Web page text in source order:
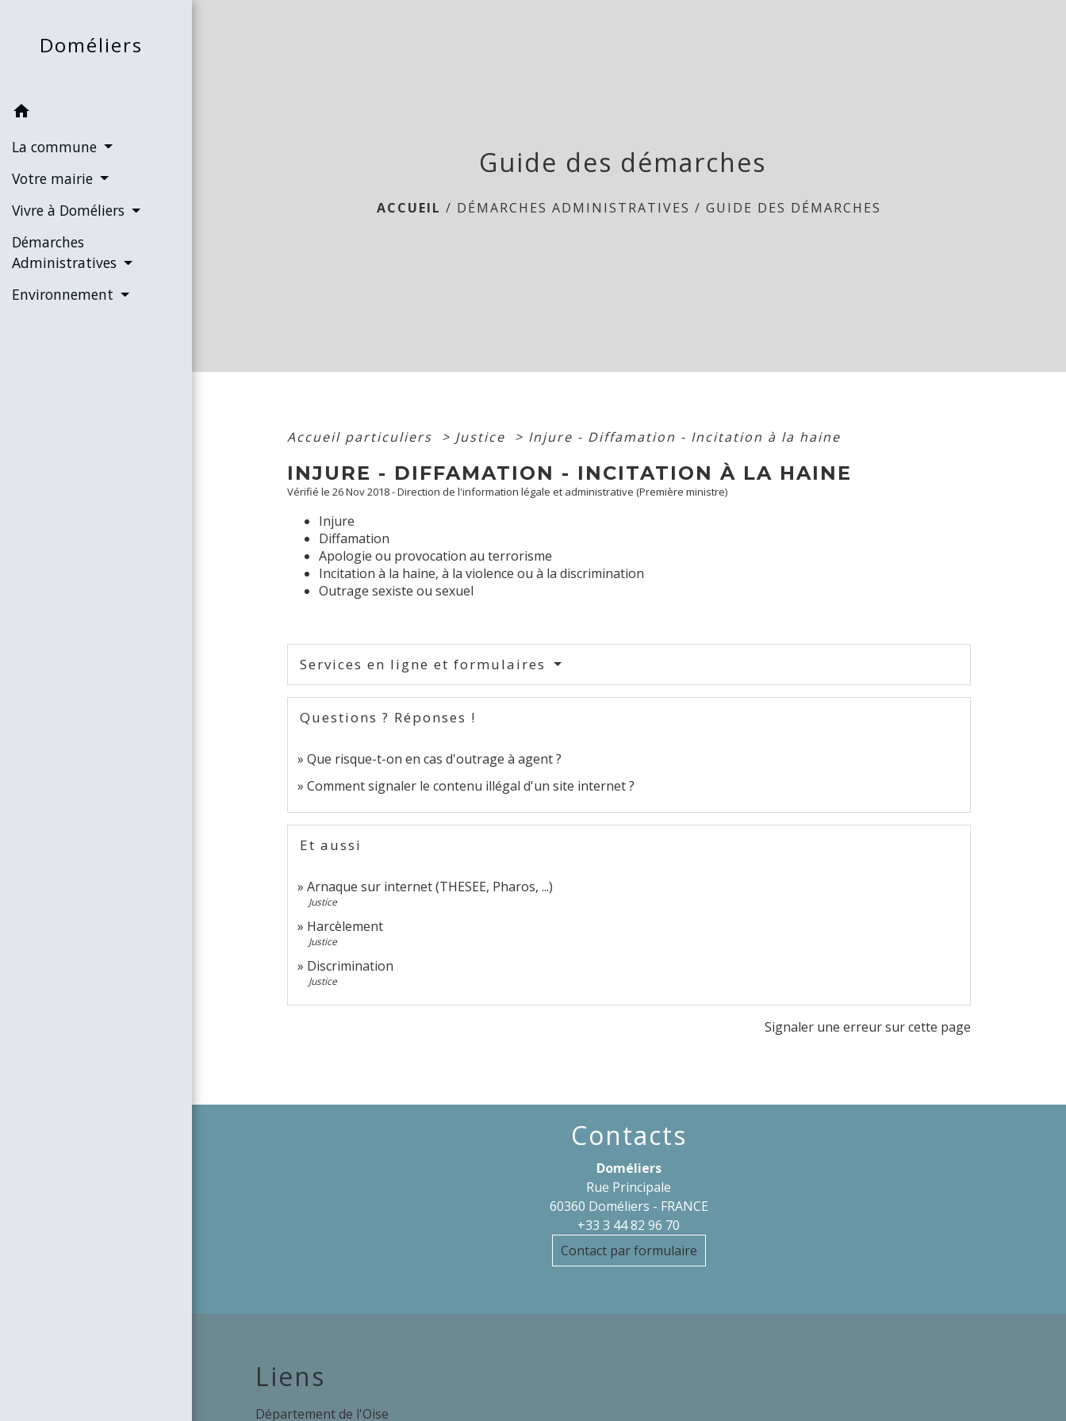
Doméliers
home
La commune
Votre mairie
Vivre à Doméliers
Démarches
Administratives
Environnement
Guide des démarches
ACCUEIL / DÉMARCHES ADMINISTRATIVES / GUIDE DES DÉMARCHES
Accueil particuliers > Justice > Injure - Diffamation - Incitation à la haine
INJURE - DIFFAMATION - INCITATION À LA HAINE
Vérifié le 26 Nov 2018 - Direction de l'information légale et administrative (Première ministre)
Injure
Diffamation
Apologie ou provocation au terrorisme
Incitation à la haine, à la violence ou à la discrimination
Outrage sexiste ou sexuel
Services en ligne et formulaires
Questions ? Réponses !
Que risque-t-on en cas d'outrage à agent ?
Comment signaler le contenu illégal d'un site internet ?
Et aussi
Arnaque sur internet (THESEE, Pharos, ...)
Justice
Harcèlement
Justice
Discrimination
Justice
Signaler une erreur sur cette page
Contacts
Doméliers
Rue Principale
60360 Doméliers - FRANCE
+33 3 44 82 96 70
Contact par formulaire
Liens
Département de l'Oise